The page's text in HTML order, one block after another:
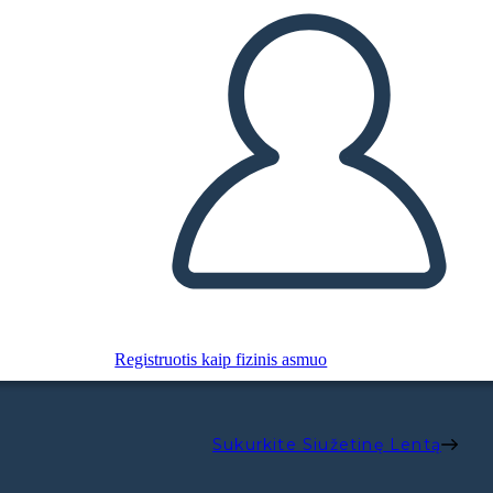
Registruotis kaip fizinis asmuo
Sukurkite Siužetinę Lentą